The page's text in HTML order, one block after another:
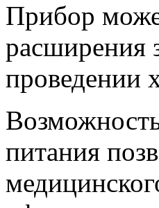
Прибор
расширения
проведении
питания